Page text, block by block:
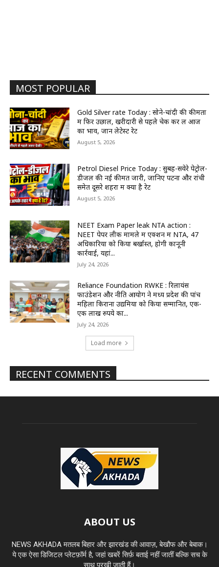
MOST POPULAR
Gold Silver rate Today : सोने-चांदी की कीमतों
में फिर उछाल, खरीदारी से पहले चेक कर लें आज
का भाव, जानें लेटेस्ट रेट
August 5, 2026
Petrol Diesel Price Today : सुबह-सवेरे पेट्रोल-
डीजल की नई कीमतें जारी, जानिए पटना और रांची
समेत दूसरे शहरों में क्या है रेट
August 5, 2026
NEET Exam Paper leak NTA action :
NEET पेपर लीक मामले में एक्शन में NTA, 47
अधिकारियों को किया बर्खास्त, होगी कानूनी
कार्रवाई, यहां...
July 24, 2026
Reliance Foundation RWKE : रिलायंस
फाउंडेशन और नीति आयोग ने मध्य प्रदेश की पांच
महिला किराना उद्यमियों को किया सम्मानित, एक-
एक लाख रुपये का...
July 24, 2026
Load more
RECENT COMMENTS
ABOUT US
NEWS AKHADA मतलब बिहार और झारखंड की आवाज़, बेखौफ और बेबाक।
ये एक ऐसा डिजिटल प्लेटफ़ॉर्म है, जहां खबरें सिर्फ़ बताई नहीं जातीं बल्कि सच के
साथ परखी जाती हैं।